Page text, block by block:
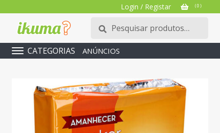
Login / Registar ( 0 )
Pesquisar
por:
Pesquisa
CATEGORIAS ANÚNCIOS